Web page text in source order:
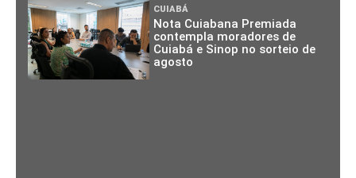
CUIABÁ
Nota Cuiabana Premiada
contempla moradores de
Cuiabá e Sinop no sorteio de
agosto